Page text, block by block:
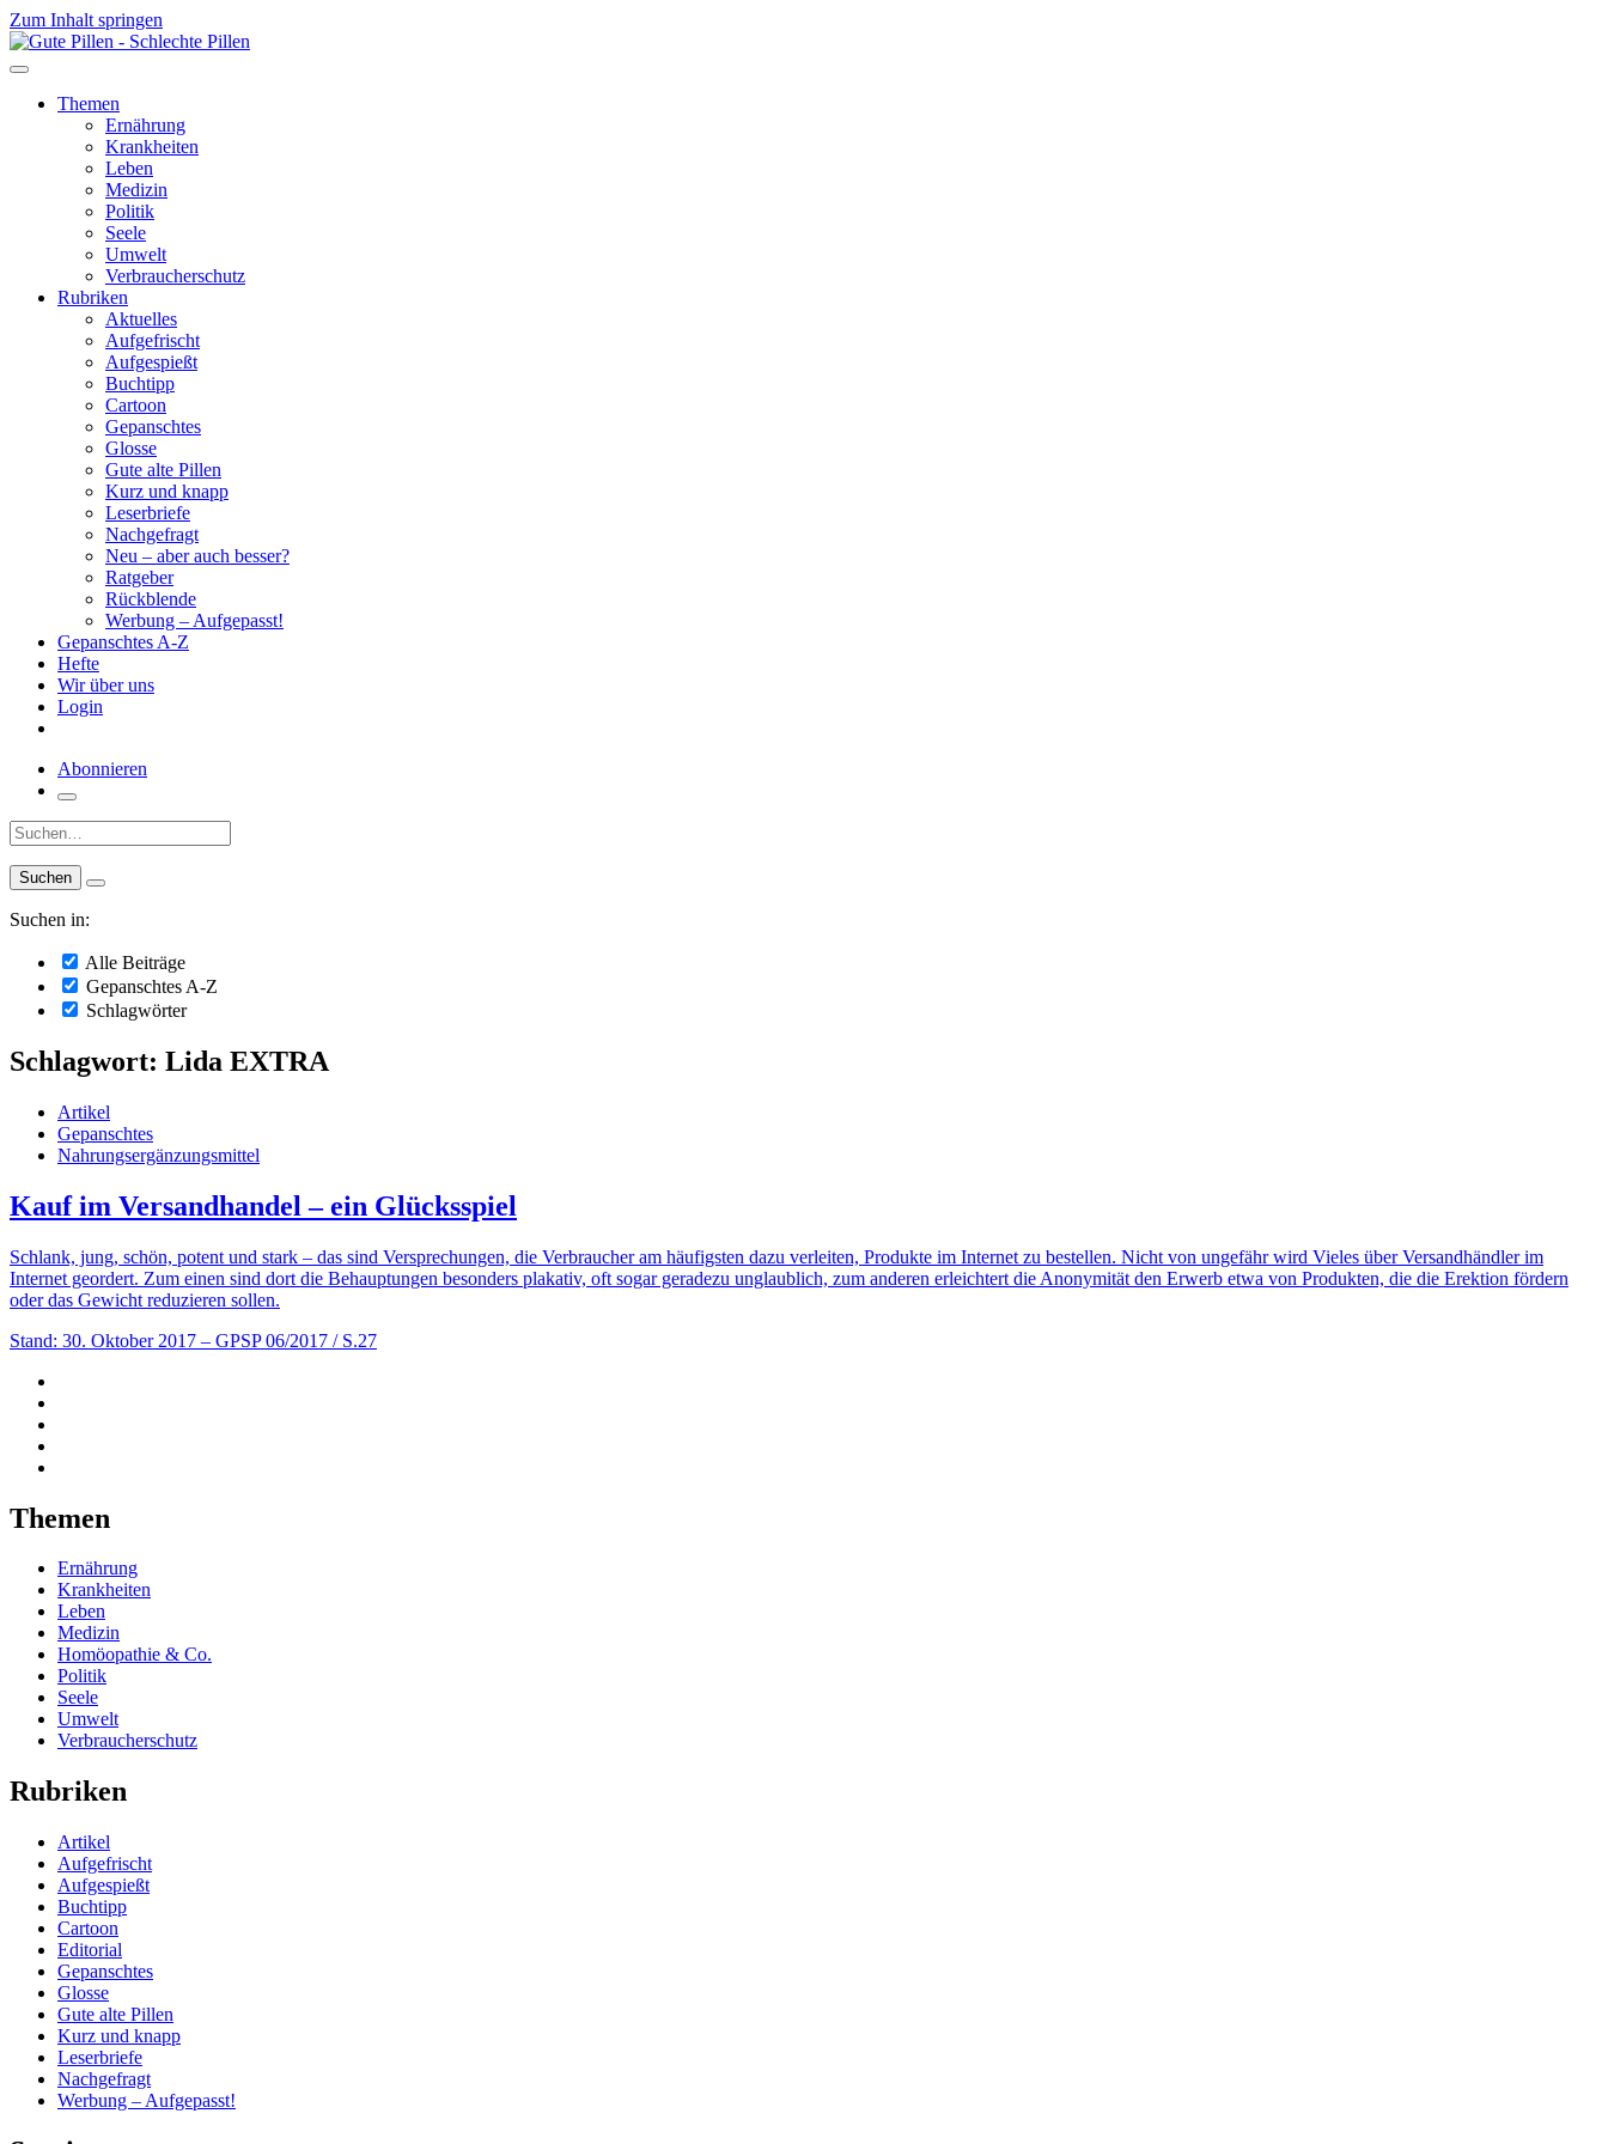
Zum Inhalt springen
Themen
Ernährung
Krankheiten
Leben
Medizin
Politik
Seele
Umwelt
Verbraucherschutz
Rubriken
Aktuelles
Aufgefrischt
Aufgespießt
Buchtipp
Cartoon
Gepanschtes
Glosse
Gute alte Pillen
Kurz und knapp
Leserbriefe
Nachgefragt
Neu – aber auch besser?
Ratgeber
Rückblende
Werbung – Aufgepasst!
Gepanschtes A-Z
Hefte
Wir über uns
Login
Abonnieren
Suche:
Suchen in:
Alle Beiträge
Gepanschtes A-Z
Schlagwörter
Schlagwort: Lida EXTRA
Artikel
Gepanschtes
Nahrungsergänzungsmittel
Kauf im Versandhandel – ein Glücksspiel
Schlank, jung, schön, potent und stark – das sind Versprechungen, die Verbraucher am häufigsten dazu verleiten, Produkte im Internet zu bestellen. Nicht von ungefähr wird Vieles über Versandhändler im
Internet geordert. Zum einen sind dort die Behauptungen besonders plakativ, oft sogar geradezu unglaublich, zum anderen erleichtert die Anonymität den Erwerb etwa von Produkten, die die Erektion fördern
oder das Gewicht reduzieren sollen.
Stand: 30. Oktober 2017 – GPSP 06/2017 / S.27
Themen
Ernährung
Krankheiten
Leben
Medizin
Homöopathie & Co.
Politik
Seele
Umwelt
Verbraucherschutz
Rubriken
Artikel
Aufgefrischt
Aufgespießt
Buchtipp
Cartoon
Editorial
Gepanschtes
Glosse
Gute alte Pillen
Kurz und knapp
Leserbriefe
Nachgefragt
Werbung – Aufgepasst!